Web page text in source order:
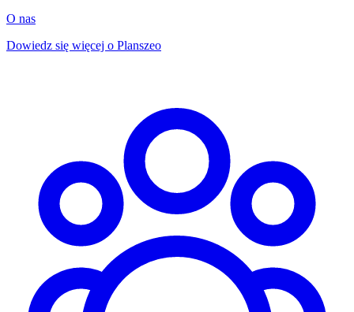
O nas
Dowiedz się więcej o Planszeo